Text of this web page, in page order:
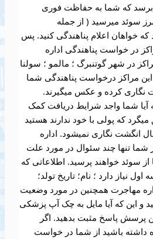
برسد که شما به حفاظت فوری
سوئد میرسید ( از جمله
که خواهان اعلام پناهندگی کنید. پس
در خواست پناهندگی اداره
در شهر گوتنبرگ ؛ مالمو ؛ سولنا
این مراکز درخواست پناهندگی شما
نگاری کرده و عکس میگیرند.
آیا شما واجد شرایط دریافت کمک
که پولی با خود ندارند هستید
از کودکان زیر 14 سال انگشت نگاری نمیشود. اداره
تنها چند سئوال در مورد علت
سوئد خواهند پرسید. اطلاعاتی که
نیاز دارد ؛ نام؛ تاریخ تولد؛
مهاجرت همچنین در مورد وضعیت
و این که آیا مایل به چک آپ پزشکی
پرسش پاسخ مثبت بدهید. اگر
داشته باشید از شما در خواست